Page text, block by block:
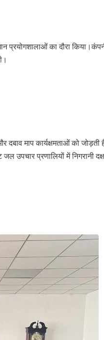
का दौरा
दबाव माप कार्यक्षमताओं को
प्रणालियों में निगरानी